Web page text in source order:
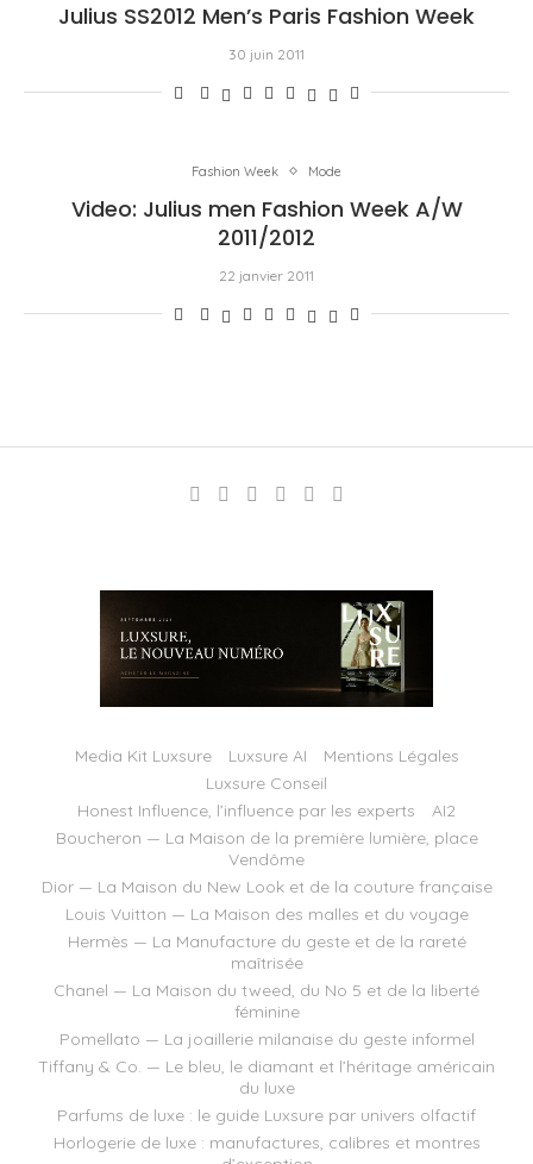
Julius SS2012 Men’s Paris Fashion Week
30 juin 2011
Fashion Week Mode
Video: Julius men Fashion Week A/W
2011/2012
22 janvier 2011
Media Kit Luxsure Luxsure AI
Mentions Légales
Luxsure Conseil
Honest Influence, l’influence par les experts
AI2
Boucheron — La Maison de la première lumière, place
Vendôme
Dior — La Maison du New Look et de la couture française
Louis Vuitton — La Maison des malles et du voyage
Hermès — La Manufacture du geste et de la rareté
maîtrisée
Chanel — La Maison du tweed, du No 5 et de la liberté
féminine
Pomellato — La joaillerie milanaise du geste informel
Tiffany & Co. — Le bleu, le diamant et l’héritage américain
du luxe
Parfums de luxe : le guide Luxsure par univers olfactif
Horlogerie de luxe : manufactures, calibres et montres